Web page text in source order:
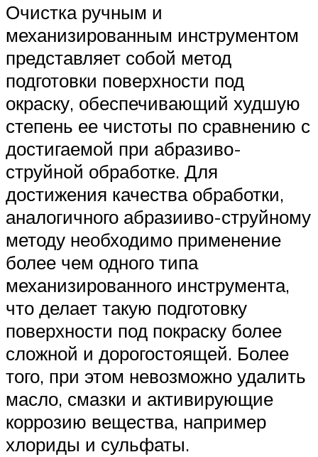
Очистка ручным и
механизированным инструментом
представляет собой метод
подготовки поверхности под
окраску, обеспечивающий худшую
степень ее чистоты по сравнению с
достигаемой при абразиво-
струйной обработке. Для
достижения качества обработки,
аналогичного абразииво-струйному
методу необходимо применение
более чем одного типа
механизированного инструмента,
что делает такую подготовку
поверхности под покраску более
сложной и дорогостоящей. Более
того, при этом невозможно удалить
масло, смазки и активирующие
коррозию вещества, например
хлориды и сульфаты.